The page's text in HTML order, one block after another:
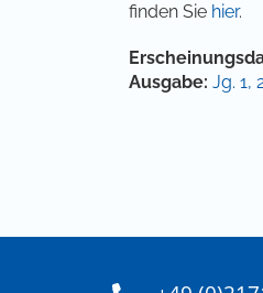
finden Sie hier.
Artikel-
Ausgabe: Jg. 1,